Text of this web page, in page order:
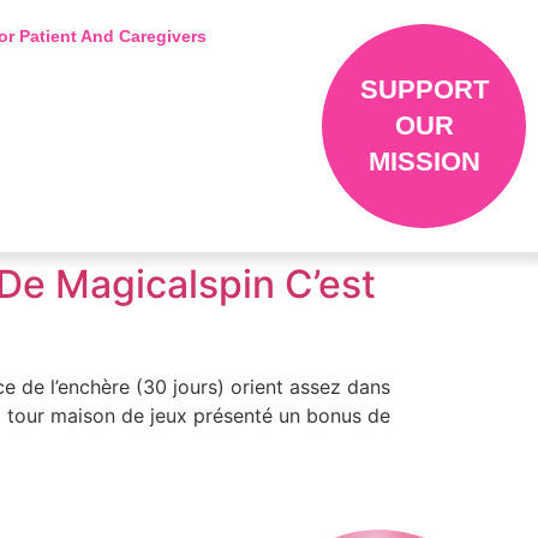
Patient And Caregivers
SUPPORT
OUR
MISSION
Magicalspin C’est
de l’enchère (30 jours) orient assez dans
maison de jeux présenté un bonus de